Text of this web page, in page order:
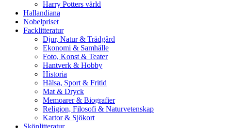
Harry Potters värld
Hallandiana
Nobelpriset
Facklitteratur
Djur, Natur & Trädgård
Ekonomi & Samhälle
Foto, Konst & Teater
Hantverk & Hobby
Historia
Hälsa, Sport & Fritid
Mat & Dryck
Memoarer & Biografier
Religion, Filosofi & Naturvetenskap
Kartor & Sjökort
Skönlitteratur